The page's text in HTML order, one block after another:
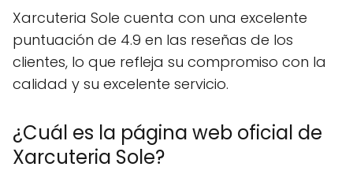
Xarcuteria Sole cuenta con una excelente
puntuación de 4.9 en las reseñas de los
clientes, lo que refleja su compromiso con la
calidad y su excelente servicio.
¿Cuál es la página web oficial de
Xarcuteria Sole?